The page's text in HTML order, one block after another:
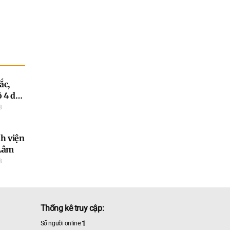
4 dự
viện
Thống kê truy cập:
Số người online:1